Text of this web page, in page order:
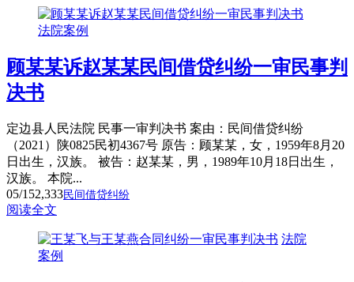
法院案例
顾某某诉赵某某民间借贷纠纷一审民事判
决书
定边县人民法院 民事一审判决书 案由：民间借贷纠纷
（2021）陕0825民初4367号 原告：顾某某，女，1959年8月20
日出生，汉族。 被告：赵某某，男，1989年10月18日出生，
汉族。 本院...
05/152,333民间借贷纠纷
阅读全文
法院
案例